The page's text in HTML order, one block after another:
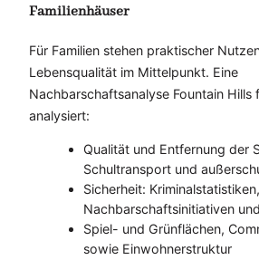
Familienhäuser
Für Familien stehen praktischer
Lebensqualität im Mittelpunkt. Eine
Nachbarschaftsanalyse Fountain Hills
analysiert:
Qualität und Entfernung der
Schultransport und
Sicherheit:
Nachbarschaftsinitiativen
Spiel- und Grünflächen,
sowie Einwohnerstruktur